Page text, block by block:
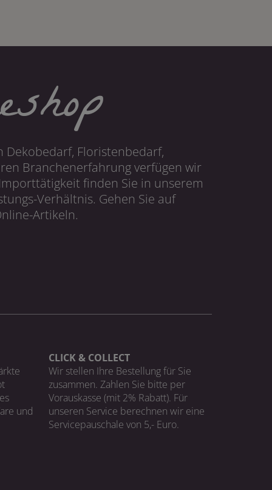
Floristenbedarf,
Branchenerfahrung verfügen wir
finden Sie in unserem
Verhältnis. Gehen Sie auf
Artikeln.
und
CLICK & COLLECT
Wir stellen Ihre Bestellung für Sie
zusammen. Zahlen Sie bitte per
Vorauskasse (mit 2% Rabatt). Für
unseren Service berechnen wir eine
Servicepauschale von 5,- Euro.